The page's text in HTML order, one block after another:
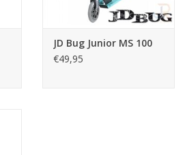
JD Bug Junior MS 100
€49,95